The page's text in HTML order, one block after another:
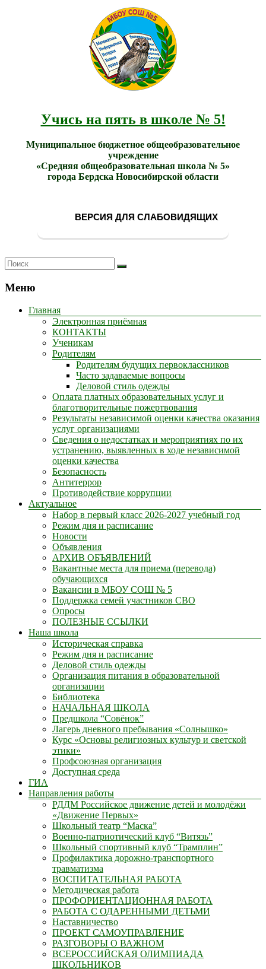
Учись на пять в школе № 5!
Муниципальное бюджетное общеобразовательное
учреждение
«Средняя общеобразовательная школа № 5»
города Бердска Новосибирской области
ВЕРСИЯ ДЛЯ СЛАБОВИДЯЩИХ
Меню
Главная
Электронная приёмная
КОНТАКТЫ
Ученикам
Родителям
Родителям будущих первоклассников
Часто задаваемые вопросы
Деловой стиль одежды
Оплата платных образовательных услуг и
благотворительные пожертвования
Результаты независимой оценки качества оказания
услуг организациями
Сведения о недостатках и мероприятиях по их
устранению, выявленных в ходе независимой
оценки качества
Безопасность
Антитеррор
Противодействие коррупции
Актуальное
Набор в первый класс 2026-2027 учебный год
Режим дня и расписание
Новости
Объявления
АРХИВ ОБЪЯВЛЕНИЙ
Вакантные места для приема (перевода)
обучающихся
Вакансии в МБОУ СОШ № 5
Поддержка семей участников СВО
Опросы
ПОЛЕЗНЫЕ ССЫЛКИ
Наша школа
Историческая справка
Режим дня и расписание
Деловой стиль одежды
Организация питания в образовательной
организации
Библиотека
НАЧАЛЬНАЯ ШКОЛА
Предшкола “Совёнок”
Лагерь дневного пребывания «Солнышко»
Курс «Основы религиозных культур и светской
этики»
Профсоюзная организация
Доступная среда
ГИА
Направления работы
РДДМ Российское движение детей и молодёжи
«Движение Первых»
Школьный театр “Маска”
Военно-патриотический клуб “Витязь”
Школьный спортивный клуб “Трамплин”
Профилактика дорожно-транспортного
травматизма
ВОСПИТАТЕЛЬНАЯ РАБОТА
Методическая работа
ПРОФОРИЕНТАЦИОННАЯ РАБОТА
РАБОТА С ОДАРЕННЫМИ ДЕТЬМИ
Наставничество
ПРОЕКТ САМОУПРАВЛЕНИЕ
РАЗГОВОРЫ О ВАЖНОМ
ВСЕРОССИЙСКАЯ ОЛИМПИАДА
ШКОЛЬНИКОВ